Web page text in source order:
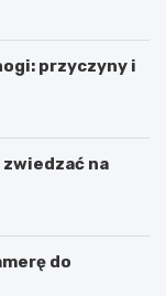
przyczyny i
zwiedzać na
do